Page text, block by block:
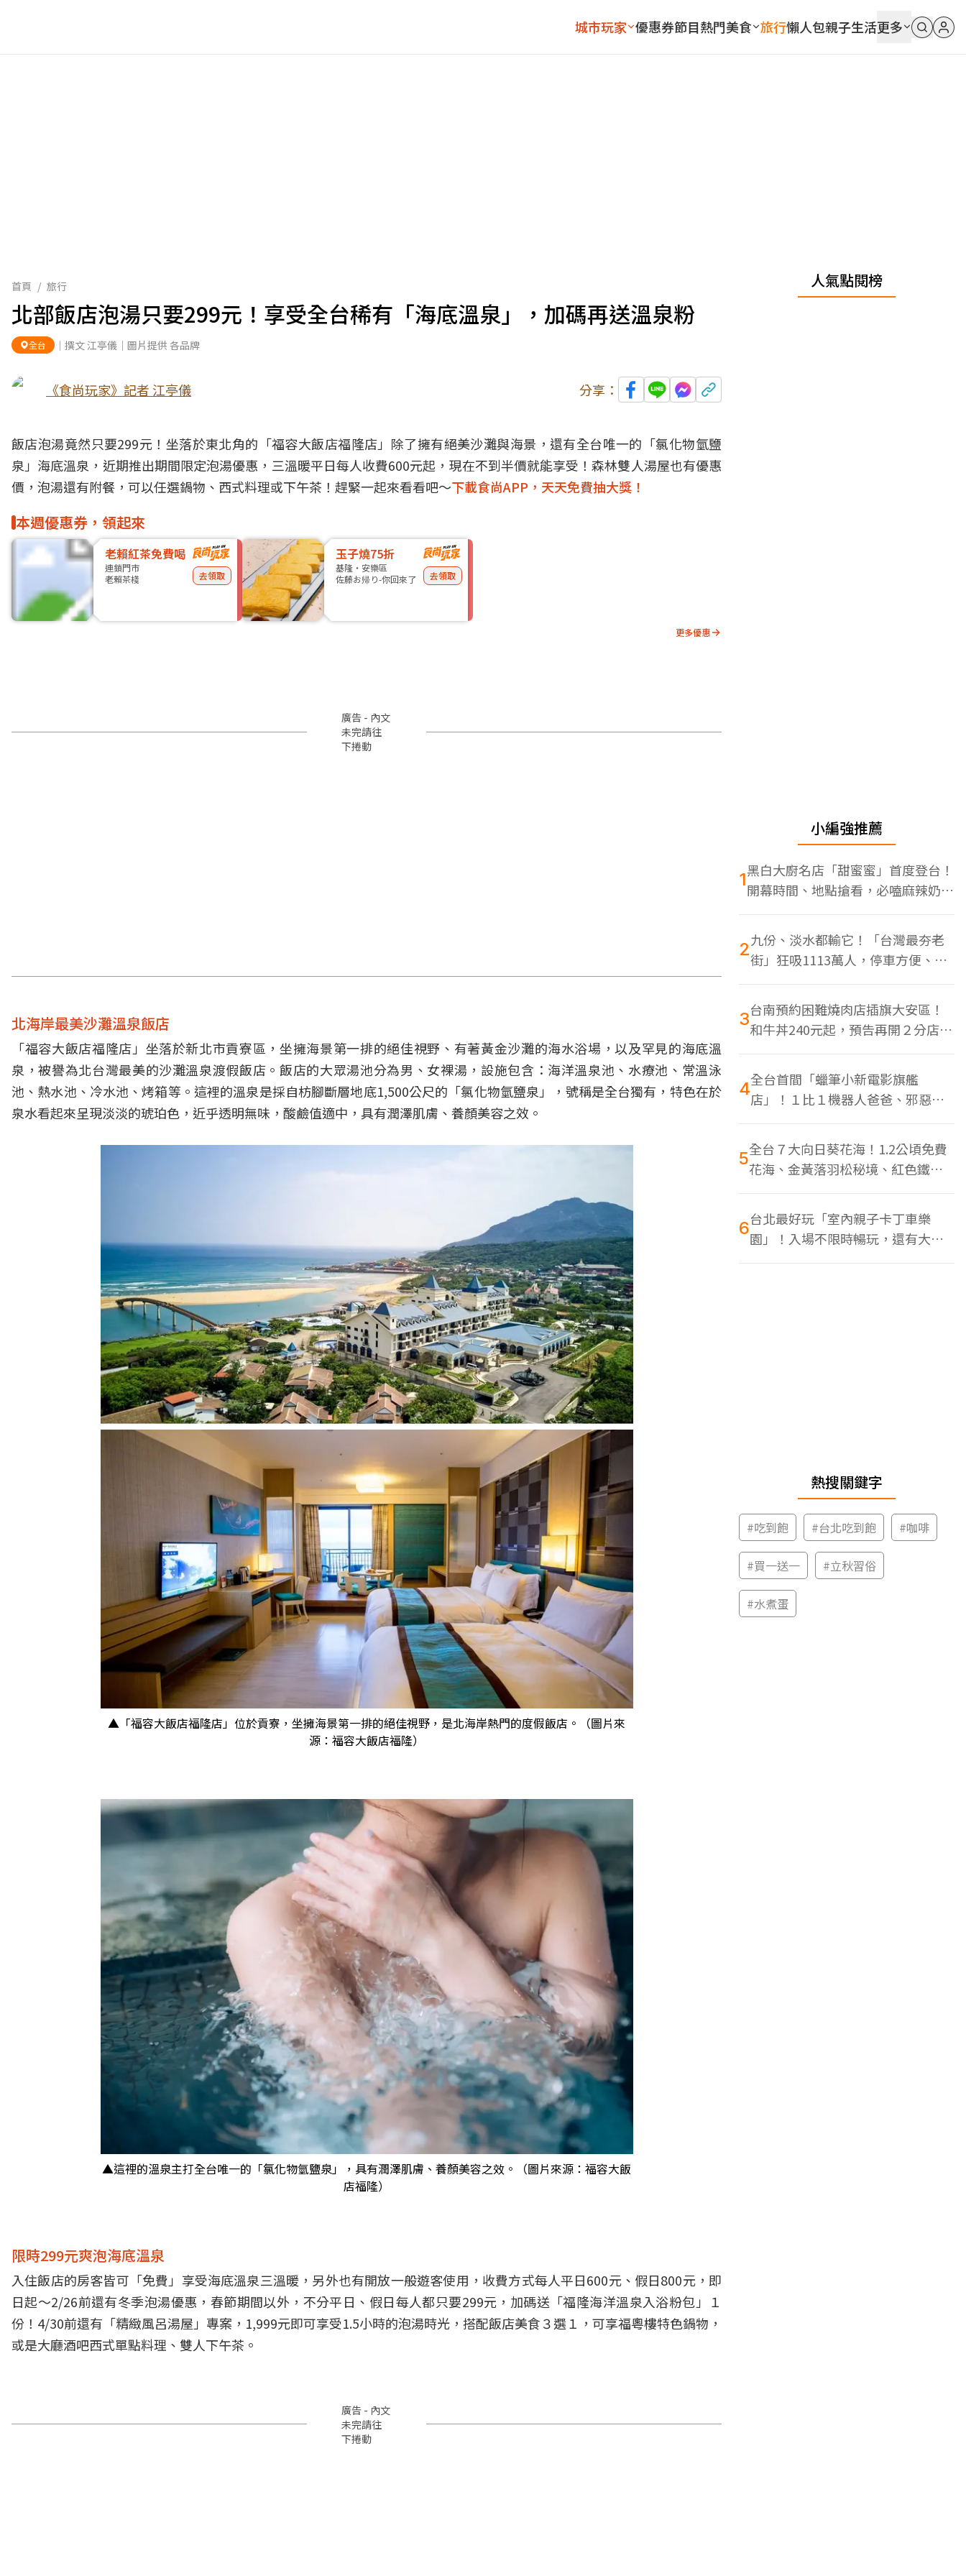
城市玩家 優惠券節目熱門美食 旅行懶人包親子生活更多
首頁 / 旅行
北部飯店泡湯只要299元！享受全台稀有「海底溫泉」，加碼再送溫泉粉
全台 ｜撰文 江亭儀｜圖片提供 各品牌
《食尚玩家》記者 江亭儀 分享：
飯店泡湯竟然只要299元！坐落於東北角的「福容大飯店福隆店」除了擁有絕美沙灘與海景，還有全台唯一的「氯化物氫鹽
泉」海底溫泉，近期推出期間限定泡湯優惠，三溫暖平日每人收費600元起，現在不到半價就能享受！森林雙人湯屋也有優惠
價，泡湯還有附餐，可以任選鍋物、西式料理或下午茶！趕緊一起來看看吧～下載食尚APP，天天免費抽大獎！
本週優惠券，領起來
老賴紅茶免費喝
連鎖門市
老賴茶棧
去領取
玉子燒75折
基隆・安樂區
佐藤お帰り-你回來了
去領取
更多優惠
廣告 - 內文
未完請往
下捲動
北海岸最美沙灘溫泉飯店
「福容大飯店福隆店」坐落於新北市貢寮區，坐擁海景第一排的絕佳視野、有著黃金沙灘的海水浴場，以及罕見的海底溫
泉，被譽為北台灣最美的沙灘溫泉渡假飯店。飯店的大眾湯池分為男、女裸湯，設施包含：海洋溫泉池、水療池、常溫泳
池、熱水池、冷水池、烤箱等。這裡的溫泉是採自枋腳斷層地底1,500公尺的「氯化物氫鹽泉」，號稱是全台獨有，特色在於
泉水看起來呈現淡淡的琥珀色，近乎透明無味，酸鹼值適中，具有潤澤肌膚、養顏美容之效。
▲「福容大飯店福隆店」位於貢寮，坐擁海景第一排的絕佳視野，是北海岸熱門的度假飯店。（圖片來
源：福容大飯店福隆）
▲這裡的溫泉主打全台唯一的「氯化物氫鹽泉」，具有潤澤肌膚、養顏美容之效。（圖片來源：福容大飯
店福隆）
限時299元爽泡海底溫泉
入住飯店的房客皆可「免費」享受海底溫泉三溫暖，另外也有開放一般遊客使用，收費方式每人平日600元、假日800元，即
日起～2/26前還有冬季泡湯優惠，春節期間以外，不分平日、假日每人都只要299元，加碼送「福隆海洋溫泉入浴粉包」１
份！4/30前還有「精緻風呂湯屋」專案，1,999元即可享受1.5小時的泡湯時光，搭配飯店美食３選１，可享福粵樓特色鍋物，
或是大廳酒吧西式單點料理、雙人下午茶。
廣告 - 內文
未完請往
下捲動
人氣點閱榜
小編強推薦
1黑白大廚名店「甜蜜蜜」首度登台！
開幕時間、地點搶看，必嗑麻辣奶油
蝦
2九份、淡水都輸它！「台灣最夯老
街」狂吸1113萬人，停車方便、特
色美食多
3台南預約困難燒肉店插旗大安區！
和牛丼240元起，預告再開２分店、
地點曝光
4全台首間「蠟筆小新電影旗艦
店」！１比１機器人爸爸、邪惡正
男，百款周邊買翻
5全台７大向日葵花海！1.2公頃免費
花海、金黃落羽松秘境、紅色鐵橋
同框
6台北最好玩「室內親子卡丁車樂
園」！入場不限時暢玩，還有大螢
幕Switch遊戲區
熱搜關鍵字
#吃到飽 #台北吃到飽 #咖啡
#買一送一 #立秋習俗
#水煮蛋